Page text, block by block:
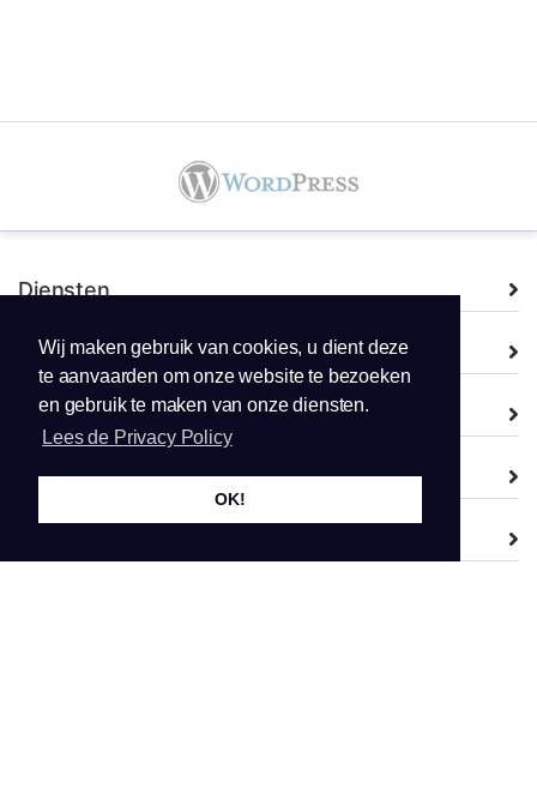
Wij maken gebruik van cookies, u dient deze
te aanvaarden om onze website te bezoeken
en gebruik te maken van onze diensten.
Lees de Privacy Policy
OK!
Diensten
Domeinnamen
Ondersteuning
Bedrijf